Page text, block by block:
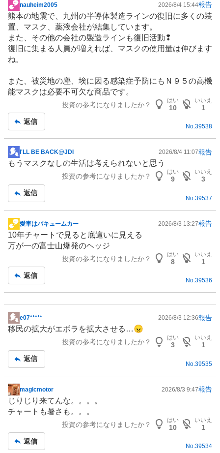
掲
示
板
記
事
nauheim2005 2026/8/4 15:44報告
熊本の地震で、九州の半導体製造ラインの復旧に多くの装
置、マスク、薬液会社が結集しています。
また、その他の会社の製造ラインも復旧活動❢
復旧に集まる人員が増えれば、マスクの使用量は伸びます
ね。
また、被災地の塵、埃に因る感染症予防にもＮ９５の高機
能マスクは必要不可欠な商品です。
投資の参考になりましたか？
はい
10
いいえ
1
返信
No.39538
掲
示
事
I'LL BE BACK@JDI 2026/8/4 11:07報告
もうマスクなしの生活は考えられないと思う
投資の参考になりましたか？
はい
9
いいえ
3
返信
No. 39537
掲
示
板
愛車はバキュームカー 2026/8/3 13:27報告
10年チャートで見ると底這いに見える
万が一の富士山爆発のヘッジ
投資の参考になりましたか？
はい
8
いいえ
1
返信
No.39536
掲
示
事
e07***** 2026/8/3 12:36報告
移民の拡大がエボラを拡大させる…😠
投資の参考になりましたか？
はい
3
いいえ
1
返信
No. 39535
掲
示
板
magicmotor 2026/8/3 9:47報告
じりじり来てんな。。。。
チャートも暑さも。。。
投資の参考になりましたか？
はい
10
いいえ
1
返信
No.39534